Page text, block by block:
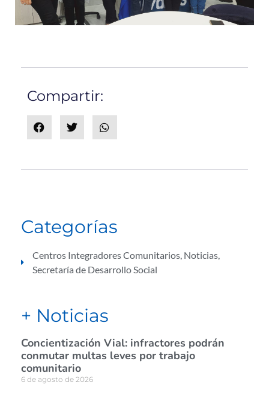
Compartir:
Categorías
Centros Integradores Comunitarios Noticias
Secretaría de Desarrollo Social
+ Noticias
Concientización Vial: infractores podrán
conmutar multas leves por trabajo
comunitario
6 de agosto de 2026